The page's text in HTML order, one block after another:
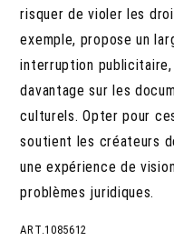
risquer de violer les
exemple, propose un
interruption
davantage sur les
culturels. Opter pour
soutient les créateurs
une expérience de
problèmes juridiques.
ART.1085612